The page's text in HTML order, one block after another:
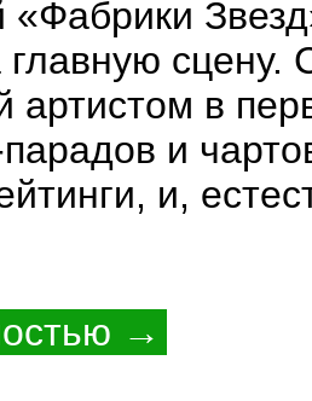
«Фабрики
главную
в
парадов и
и,
→